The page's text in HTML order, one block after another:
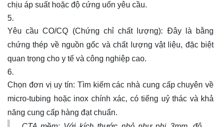
chịu áp suất hoặc độ cứng uốn yêu cầu.
Yêu cầu CO/CQ (Chứng chỉ chất lượng): Đây là bằng
chứng thép về nguồn gốc và chất lượng vật liệu, đặc biệt
quan trọng cho y tế và công nghiệp cao.
Chọn đơn vị uy tín: Tìm kiếm các nhà cung cấp chuyên về
micro-tubing hoặc inox chính xác, có tiếng uỷ thác và khả
năng cung cấp hàng đạt chuẩn.